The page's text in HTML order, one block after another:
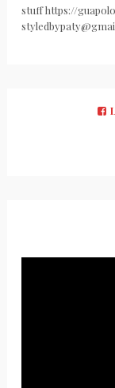
stuff https://